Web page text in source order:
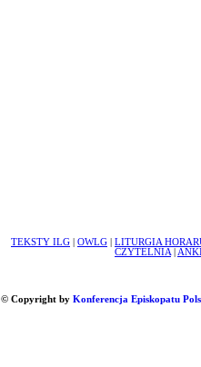
TEKSTY ILG
OWLG LITURGIA
CZYTELNIA
© Copyright by Konferencja Episkopatu